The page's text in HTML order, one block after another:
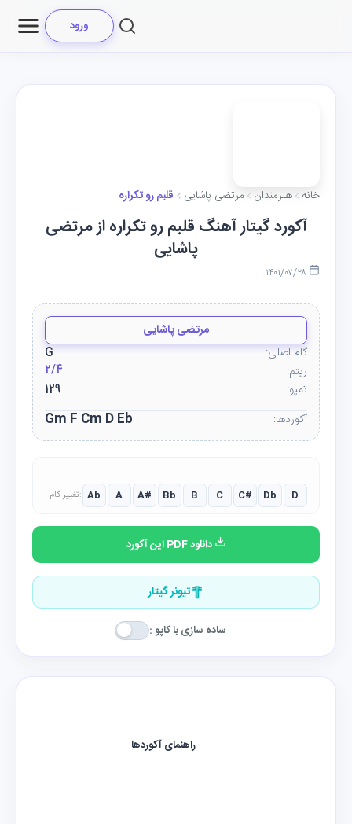
ورود
خانه هنرمندان مرتضی پاشایی قلبم رو تکراره
آکورد گیتار آهنگ قلبم رو تکراره از مرتضی
پاشایی
مرتضی پاشایی
گام اصلی:
G
ریتم:
2/4
تمپو:
129
آکوردها:
Gm F Cm D Eb
تغییر گام: Ab A A# Bb B C C# Db D
دانلود PDF این آکورد
تیونر گیتار
ساده سازی با کاپو :
راهنمای آکوردها